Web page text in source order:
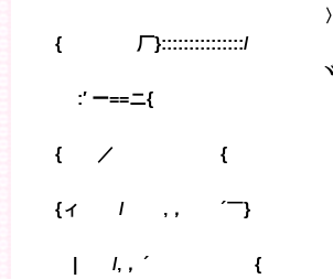
〉
{ 厂}:::::::::::::::/
ヾｰ’⌒
:′ ー==ニ{
｝
{ ／ {
〈＿
{ィ / ,， ´￣}
| /,， ´ {